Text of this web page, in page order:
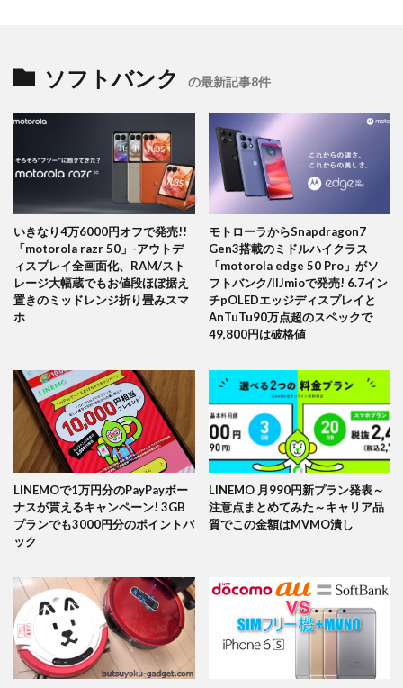
ソフトバンク の最新記事8件
いきなり4万6000円オフで発売!!
「motorola razr 50」-アウトデ
ィスプレイ全画面化、RAM/スト
レージ大幅蔵でもお値段ほぼ据え
置きのミッドレンジ折り畳みスマ
ホ
モトローラからSnapdragon7
Gen3搭載のミドルハイクラス
「motorola edge 50 Pro」がソ
フトバンク/IIJmioで発売! 6.7イン
チpOLEDエッジディスプレイと
AnTuTu90万点超のスペックで
49,800円は破格値
LINEMOで1万円分のPayPayボー
ナスが貰えるキャンペーン! 3GB
プランでも3000円分のポイントバ
ック
LINEMO 月990円新プラン発表～
注意点まとめてみた～キャリア品
質でこの金額はMVMO潰し